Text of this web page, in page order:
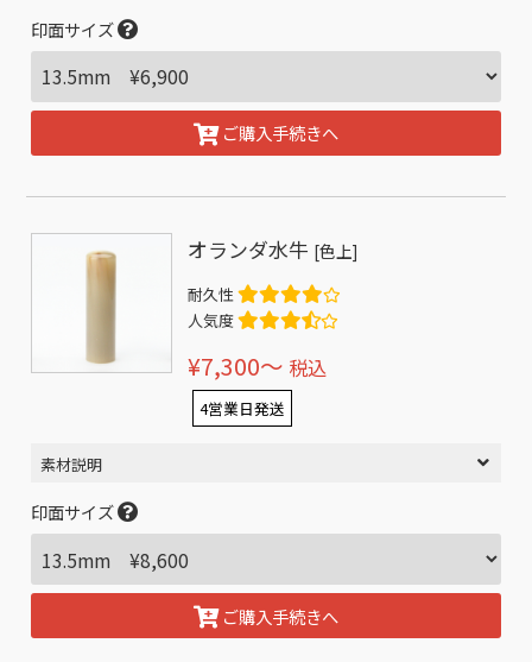
印面サイズ
ご購入手続きへ
オランダ水牛 [色上]
耐久性
人気度
¥7,300〜 税込
4営業日発送
素材説明
印面サイズ
ご購入手続きへ